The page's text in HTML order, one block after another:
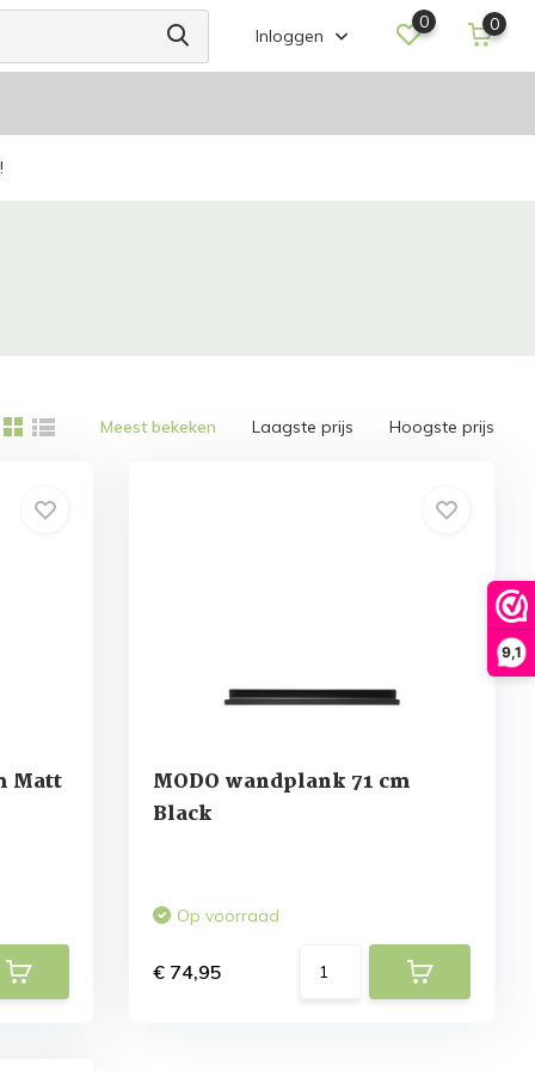
9,1
Inloggen
0 0
Meest bekeken Laagste prijs Hoogste prijs
Matt
MODO wandplank 71 cm
Black
Op voorraad
€ 74,95